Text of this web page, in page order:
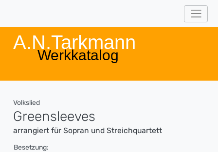
A.N.Tarkmann
Werkkatalog
Volkslied
Greensleeves
arrangiert für Sopran und Streichquartett
Besetzung: